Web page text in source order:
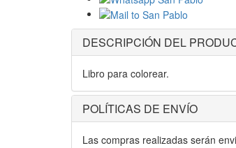
DESCRIPCIÓN DEL
Libro para colorear.
POLÍTICAS DE ENVÍO
Las compras realizadas serán